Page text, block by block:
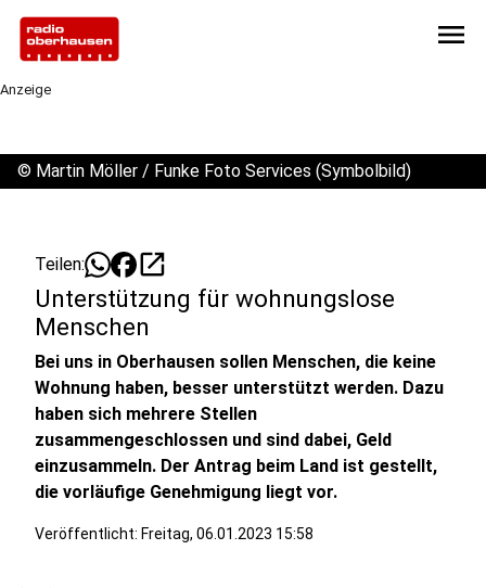
menu
Anzeige
© Martin Möller / Funke Foto Services (Symbolbild)
Teilen: open_in_new
Unterstützung für wohnungslose
Menschen
Bei uns in Oberhausen sollen Menschen, die keine
Wohnung haben, besser unterstützt werden. Dazu
haben sich mehrere Stellen
zusammengeschlossen und sind dabei, Geld
einzusammeln. Der Antrag beim Land ist gestellt,
die vorläufige Genehmigung liegt vor.
Veröffentlicht: Freitag, 06.01.2023 15:58